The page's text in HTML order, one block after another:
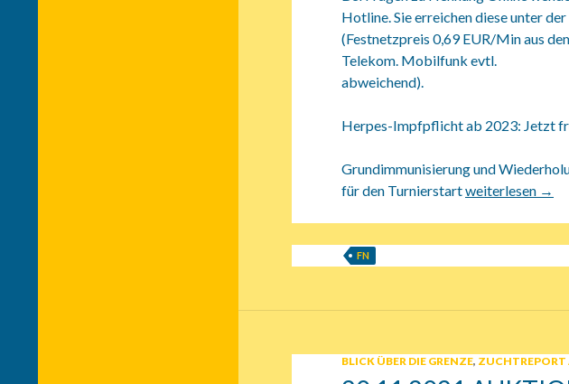
Hotline. Sie erreichen diese unter
(Festnetzpreis 0,69 EUR/Min aus
Telekom. Mobilfunk evtl.
abweichend).
Herpes-Impfpflicht ab 2023: Jetzt
Grundimmunisierung und
für den Turnierstart16.11.2021 FN
weiterlesen →
FN
BLICK ÜBER DIE GRENZE, ZUCHTREPORT